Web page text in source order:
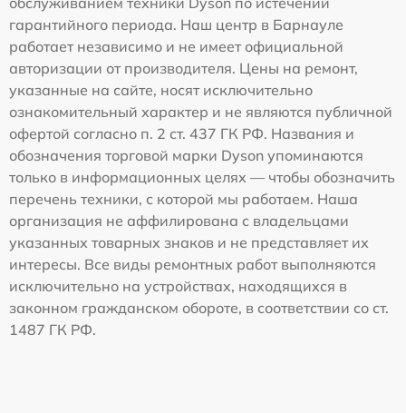
гарантийного периода. Наш центр в Барнауле
работает независимо и не имеет официальной
авторизации от производителя. Цены на ремонт,
указанные на сайте, носят исключительно
ознакомительный характер и не являются публичной
офертой согласно п. 2 ст. 437 ГК РФ. Названия и
обозначения торговой марки Dyson упоминаются
только в информационных целях — чтобы обозначить
перечень техники, с которой мы работаем. Наша
организация не аффилирована с владельцами
указанных товарных знаков и не представляет их
интересы. Все виды ремонтных работ выполняются
исключительно на устройствах, находящихся в
законном гражданском обороте, в соответствии со ст.
1487 ГК РФ.